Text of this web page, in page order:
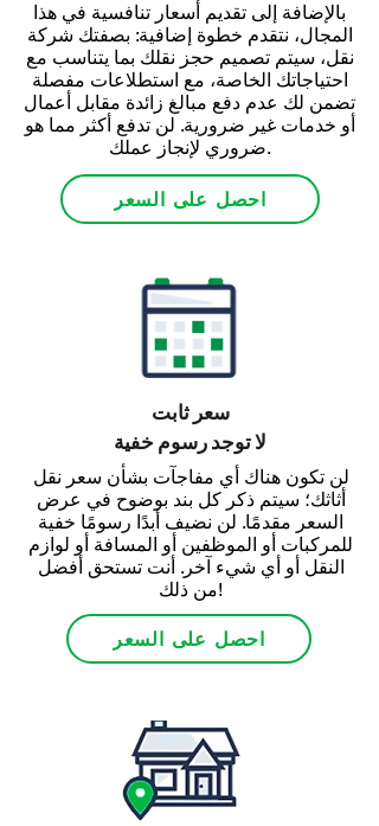
بالإضافة إلى تقديم أسعار تنافسية في هذا
المجال، نتقدم خطوة إضافية: بصفتك شركة
نقل، سيتم تصميم حجز نقلك بما يتناسب مع
احتياجاتك الخاصة، مع استطلاعات مفصلة
تضمن لك عدم دفع مبالغ زائدة مقابل أعمال
أو خدمات غير ضرورية. لن تدفع أكثر مما هو
ضروري لإنجاز عملك.
احصل على السعر
سعر ثابت
لا توجد رسوم خفية
لن تكون هناك أي مفاجآت بشأن سعر نقل
أثاثك؛ سيتم ذكر كل بند بوضوح في عرض
السعر مقدمًا. لن نضيف أبدًا رسومًا خفية
للمركبات أو الموظفين أو المسافة أو لوازم
النقل أو أي شيء آخر. أنت تستحق أفضل
من ذلك!
احصل على السعر